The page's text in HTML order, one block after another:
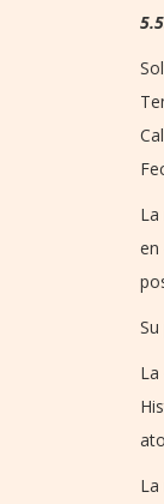
en